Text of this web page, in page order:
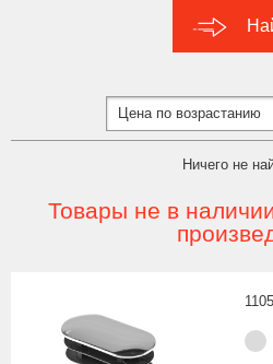
Цена по возрастанию
Ничего не
Товары не в